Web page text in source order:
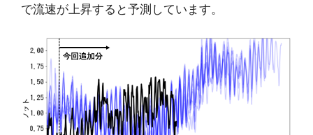
で流速が上昇すると予測しています。